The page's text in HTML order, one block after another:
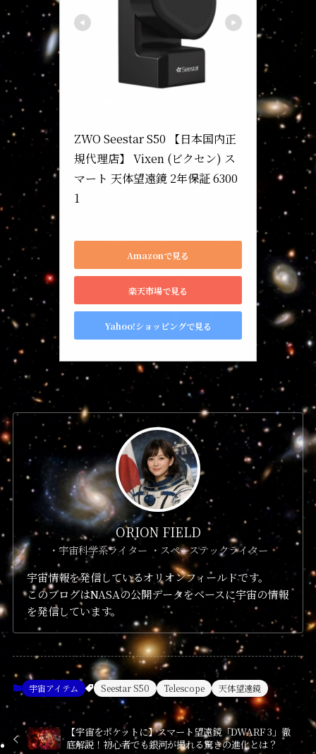
ZWO Seestar S50 【日本国内正
規代理店】 Vixen (ビクセン) ス
マート 天体望遠鏡 2年保証 6300
1
Amazonで見る
楽天市場で見る
Yahoo!ショッピングで見る
ORION FIELD
・宇宙科学系ライター ・スペーステックライター
宇宙情報を発信しているオリオンフィールドです。
このブログはNASAの公開データをベースに宇宙の情報
を発信しています。
宇宙アイテム Seestar S50 Telescope 天体望遠鏡
【宇宙をポケットに】スマート望遠鏡「DWARF 3」徹
底解説！初心者でも銀河が撮れる驚きの進化とは？